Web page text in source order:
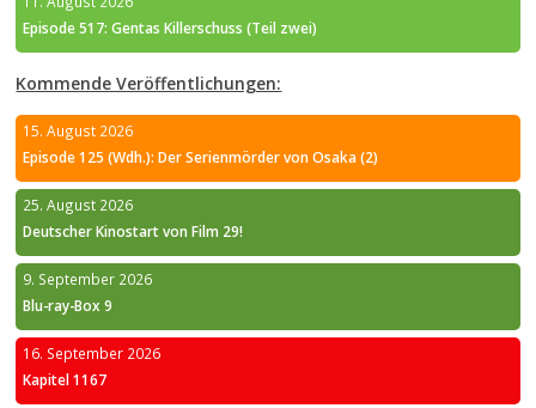
Episode 517: Gentas Killerschuss (Teil zwei)
Kommende Veröffentlichungen:
15. August 2026
Episode 125 (Wdh.): Der Serienmörder von Osaka (2)
25. August 2026
Deutscher Kinostart von Film 29!
9. September 2026
Blu-ray-Box 9
16. September 2026
Kapitel 1167